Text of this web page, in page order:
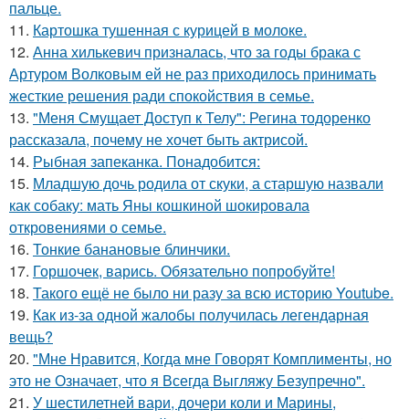
пальце.
11. Картошка тушенная с курицей в молоке.
12. Анна хилькевич призналась, что за годы брака с
Артуром Волковым ей не раз приходилось принимать
жесткие решения ради спокойствия в семье.
13. "Меня Смущает Доступ к Телу": Регина тодоренко
рассказала, почему не хочет быть актрисой.
14. Рыбная запеканка. Понадобится:
15. Младшую дочь родила от скуки, а старшую назвали
как собаку: мать Яны кошкиной шокировала
откровениями о семье.
16. Тонкие банановые блинчики.
17. Горшочек, варись. Обязательно попробуйте!
18. Такого ещё не было ни разу за всю историю Youtube.
19. Как из-за одной жалобы получилась легендарная
вещь?
20. "Мне Нравится, Когда мне Говорят Комплименты, но
это не Означает, что я Всегда Выгляжу Безупречно".
21. У шестилетней вари, дочери коли и Марины,